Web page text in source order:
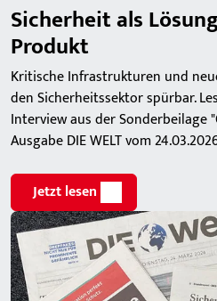
Sicherheit als
Produkt
Kritische Infrastrukturen und
den Sicherheitssektor spürbar.
Interview aus der Sonderbeilage
Ausgabe DIE WELT vom
Jetzt lesen